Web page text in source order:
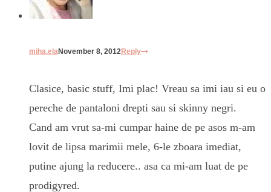
miha.elaNovember 8, 2012Reply
Clasice, basic stuff, Imi plac! Vreau sa imi iau si eu o
pereche de pantaloni drepti sau si skinny negri.
Cand am vrut sa-mi cumpar haine de pe asos m-am
lovit de lipsa marimii mele, 6-le zboara imediat,
putine ajung la reducere.. asa ca mi-am luat de pe
prodigyred.